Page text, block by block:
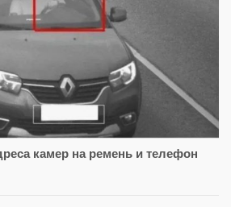
камер на ремень и телефон